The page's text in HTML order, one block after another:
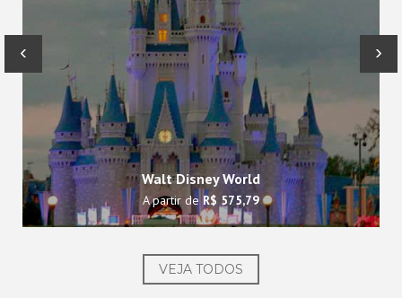
Walt Disney World
A partir de R$ 575,79
‹ ›
VEJA TODOS